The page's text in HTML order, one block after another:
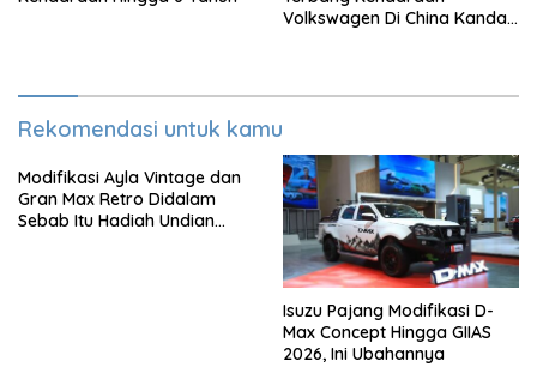
Volkswagen Di China Kandas
Rekomendasi untuk kamu
Modifikasi Ayla Vintage dan
Gran Max Retro Didalam
Sebab Itu Hadiah Undian
Isuzu Pajang Modifikasi D-
Max Concept Hingga GIIAS
2026, Ini Ubahannya